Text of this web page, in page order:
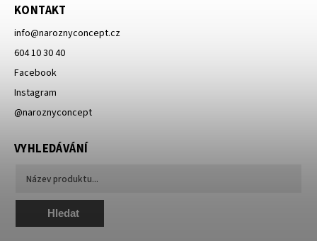
KONTAKT
info@naroznyconcept.cz
604 10 30 40
Facebook
Instagram
@naroznyconcept
VYHLEDÁVÁNÍ
Hledat